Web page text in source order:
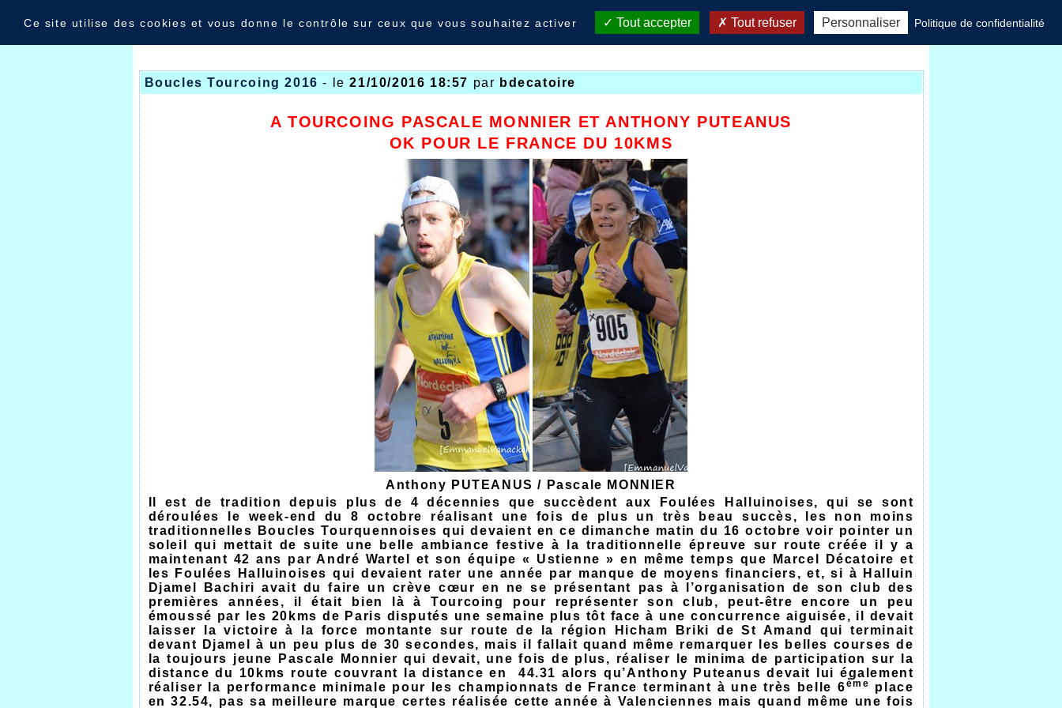
Nouvelles
Boucles Tourcoing 2016 - le21/10/2016 18:57 par bdecatoire
A TOURCOING PASCALE MONNIER ET ANTHONY PUTEANUS
OK POUR LE FRANCE DU 10KMS
Anthony PUTEANUS / Pascale MONNIER
Il est de tradition depuis plus de 4 décennies que succèdent aux Foulées Halluinoises, qui se sont
déroulées le week-end du 8 octobre réalisant une fois de plus un très beau succès, les non moins
traditionnelles Boucles Tourquennoises qui devaient en ce dimanche matin du 16 octobre voir pointer un
soleil qui mettait de suite une belle ambiance festive à la traditionnelle épreuve sur route créée il y a
maintenant 42 ans par André Wartel et son équipe « Ustienne » en même temps que Marcel Décatoire et
les Foulées Halluinoises qui devaient rater une année par manque de moyens financiers, et, si à Halluin
Djamel Bachiri avait du faire un crève cœur en ne se présentant pas à l’organisation de son club des
premières années, il était bien là à Tourcoing pour représenter son club, peut-être encore un peu
émoussé par les 20kms de Paris disputés une semaine plus tôt face à une concurrence aiguisée, il devait
laisser la victoire à la force montante sur route de la région Hicham Briki de St Amand qui terminait
devant Djamel à un peu plus de 30 secondes, mais il fallait quand même remarquer les belles courses de
la toujours jeune Pascale Monnier qui devait, une fois de plus, réaliser le minima de participation sur la
distance du 10kms route couvrant la distance en 44.31 alors qu’Anthony Puteanus devait lui également
réaliser la performance minimale pour les championnats de France terminant à une très belle 6ème
place
en 32.54, pas sa meilleure marque certes réalisée cette année à Valenciennes mais quand même une fois
Ce site utilise des cookies et vous donne le contrôle sur ceux que vous souhaitez activer Tout accepter Tout refuser Personnaliser Politique de confidentialité